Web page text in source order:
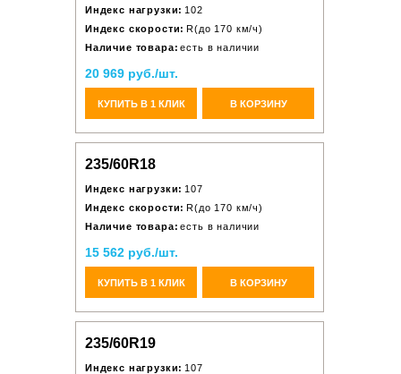
Индекс нагрузки: 102
Индекс скорости: R(до 170 км/ч)
Наличие товара: есть в наличии
20 969 руб./шт.
КУПИТЬ В 1 КЛИК В КОРЗИНУ
235/60R18
Индекс нагрузки: 107
Индекс скорости: R(до 170 км/ч)
Наличие товара: есть в наличии
15 562 руб./шт.
КУПИТЬ В 1 КЛИК В КОРЗИНУ
235/60R19
Индекс нагрузки: 107